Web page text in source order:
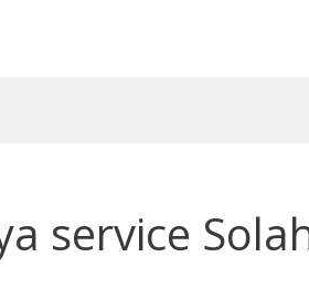
service